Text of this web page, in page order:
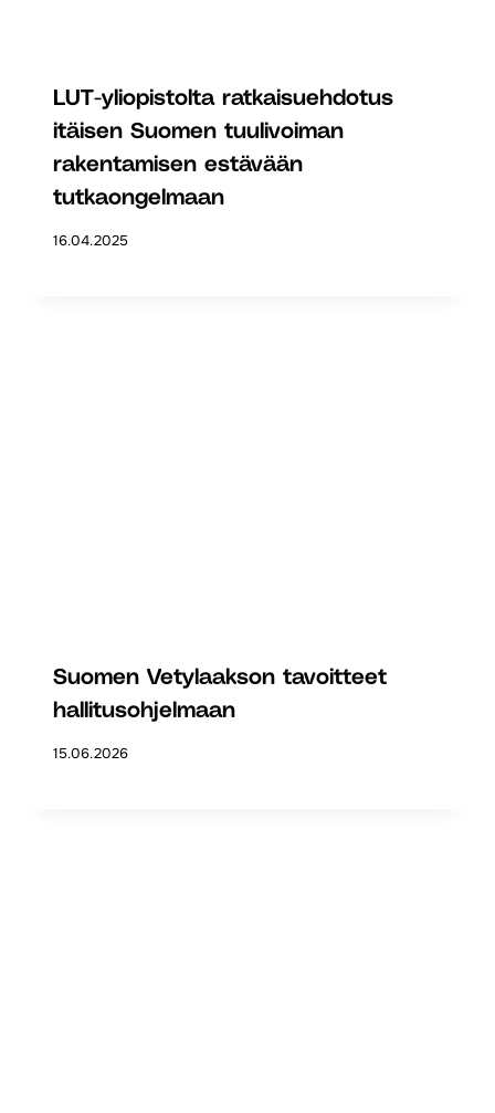
LUT-yliopistolta ratkaisuehdotus
itäisen Suomen tuulivoiman
rakentamisen estävään
tutkaongelmaan
16.04.2025
Suomen Vetylaakson tavoitteet
hallitusohjelmaan
15.06.2026